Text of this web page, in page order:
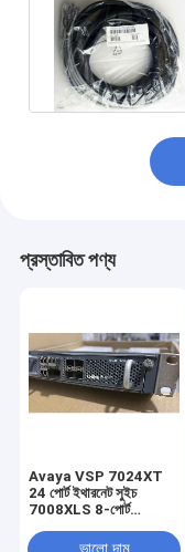
প্রস্তাবিত পণ্য
Avaya VSP 7024XT
24 পোর্ট ইথারনেট সুইচ
7008XLS 8-পোর্ট